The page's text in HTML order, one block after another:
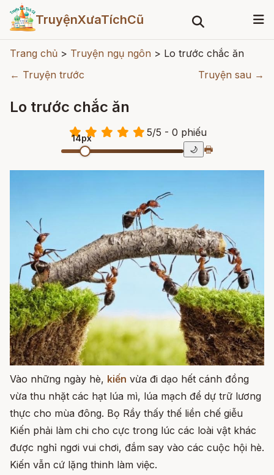
TruyệnXưaTíchCũ
Trang chủ > Truyện ngụ ngôn > Lo trước chắc ăn
← Truyện trước
Truyện sau →
Lo trước chắc ăn
5/5 - 0 phiếu
14px
🌙 🖶
Vào những ngày hè, kiến vừa đi dạo hết cánh đồng
vừa thu nhặt các hạt lúa mì, lúa mạch để dự trữ lương
thực cho mùa đông. Bọ Rầy thấy thế liền chế giễu
Kiến phải làm chi cho cực trong lúc các loài vật khác
được nghỉ ngơi vui chơi, đắm say vào các cuộc hội hè.
Kiến vẫn cứ lặng thinh làm việc.